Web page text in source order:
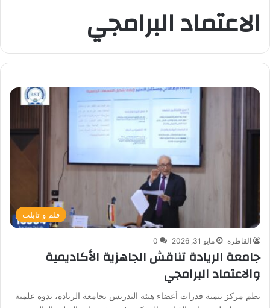
الاعتماد البرامجي
قلم و تابلت
القاطرة مايو 31, 2026 0
جامعة الريادة تناقش الجاهزية الأكاديمية
والاعتماد البرامجي
نظم مركز تنمية قدرات أعضاء هيئة التدريس بجامعة الريادة، ندوة علمية